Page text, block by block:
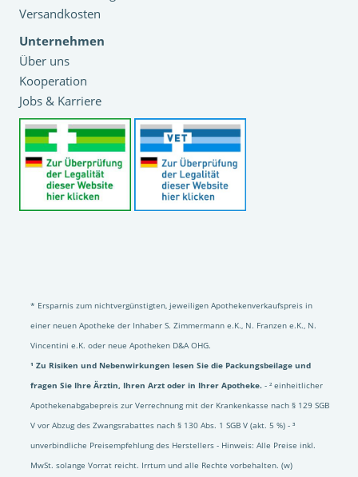
Versandkosten
Unternehmen
Über uns
Kooperation
Jobs & Karriere
* Ersparnis zum nichtvergünstigten, jeweiligen Apothekenverkaufspreis in
einer neuen Apotheke der Inhaber S. Zimmermann e.K., N. Franzen e.K., N.
Vincentini e.K. oder neue Apotheken D&A OHG.
¹ Zu Risiken und Nebenwirkungen lesen Sie die Packungsbeilage und
fragen Sie Ihre Ärztin, Ihren Arzt oder in Ihrer Apotheke. - ² einheitlicher
Apothekenabgabepreis zur Verrechnung mit der Krankenkasse nach § 129 SGB
V vor Abzug des Zwangsrabattes nach § 130 Abs. 1 SGB V (akt. 5 %) - ³
unverbindliche Preisempfehlung des Herstellers - Hinweis: Alle Preise inkl.
MwSt. solange Vorrat reicht. Irrtum und alle Rechte vorbehalten. (w)